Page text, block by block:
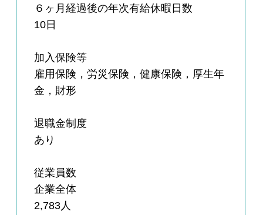
６ヶ月経過後の年次有給休暇日数
10日
加入保険等
雇用保険，労災保険，健康保険，厚生年
金，財形
退職金制度
あり
従業員数
企業全体
2,783人